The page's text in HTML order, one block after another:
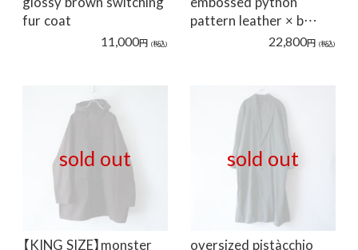
fur coat
11,000円 (税込)
pattern leather × b…
22,800円 (税込)
sold out
【KING SIZE】monster
sold out
oversized pistàcchio